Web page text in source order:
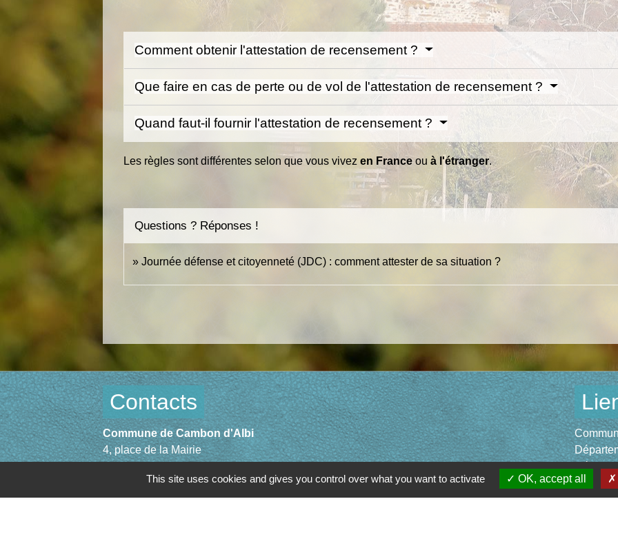
Comment obtenir l'attestation de recensement ?
Que faire en cas de perte ou de vol de l'attestation de recensement ?
Quand faut-il fournir l'attestation de recensement ?
Les règles sont différentes selon que vous vivezen France ouà l'étranger.
Questions ? Réponses !
Journée défense et citoyenneté (JDC) : comment attester de sa situation ?
Contacts
Commune de Cambon d'Albi
4, place de la Mairie
+33 5 63 53 00 00
Région
This site uses cookies and gives you control over what you want to activate OK, accept all